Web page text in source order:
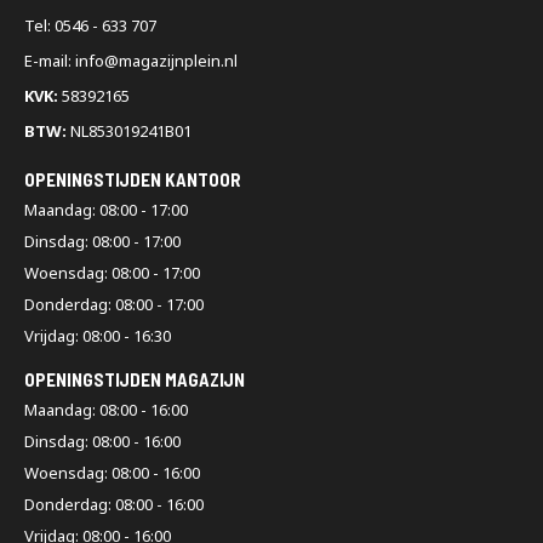
Constructies van zwaar staal met poedercoat of thermisch verzinkt
in industriële omgevingen. De BR24-profielarmen en IPE-staanders
(bijvoorbeeldIPE200
Aanpasbaar aan je behoefte
Je neemt zelf de regie over je opslag. Begin met een beginsectie
(bijv.
enkelzijdigof dubbelzijdig
voordeelrijen
zonder dat je alles opnieuw hoeft te vervangen.
Soorten zware draagarmstellingen
Enkelzijdig: eenvoudig te plaatsen tegen een wand, ideaal bij
opslag langs één zijde.
Dubbelzijdig: opslag aan beide kanten mogelijk, geschikt
voor centrale plaatsing in grotere ruimtes.
Tel: 0546 - 633 707
E-mail: info@magazijnplein.nl
KVK: 58392165
BTW: NL853019241B01
OPENINGSTIJDEN KANTOOR
Maandag: 08:00 - 17:00
Dinsdag: 08:00 - 17:00
Woensdag: 08:00 - 17:00
Donderdag: 08:00 - 17:00
Vrijdag: 08:00 - 16:30
OPENINGSTIJDEN MAGAZIJN
Maandag: 08:00 - 16:00
Dinsdag: 08:00 - 16:00
Woensdag: 08:00 - 16:00
Donderdag: 08:00 - 16:00
Vrijdag: 08:00 - 16:00